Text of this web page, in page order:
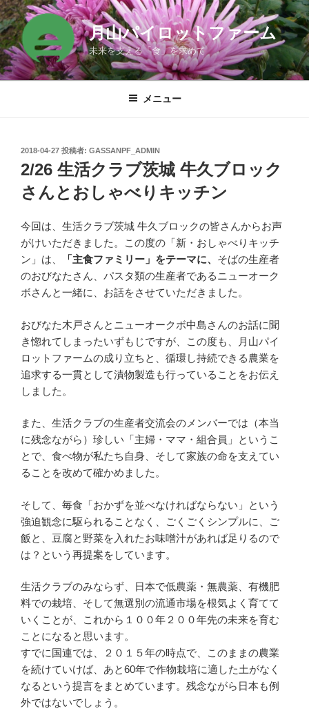
コ
ン
テ
ン
ツ
月山パイロットファーム
未来を支える「食」を求めて
メニュー
投
稿
日:
2018-04-27 投稿者: GASSANPF_ADMIN
2/26 生活クラブ茨城 牛久ブロック
さんとおしゃべりキッチン
今回は、生活クラブ茨城 牛久ブロックの皆さんからお声
がけいただきました。この度の「新・おしゃべりキッチ
ン」は、
「主食ファミリー」をテーマに、 そばの生産者
のおびなたさん、パスタ類の生産者であるニューオーク
ボさんと一緒に、お話をさせていただきました。
おびなた木戸さんとニューオークボ中島さんのお話に聞
き惚れてしまったいずもじですが、この度も、月山パイ
ロットファームの成り立ちと、循環し持続できる農業を
追求する一貫として漬物製造も行っていることをお伝え
しました。
また、生活クラブの生産者交流会のメンバーでは（本当
に残念ながら）珍しい「主婦・ママ・組合員」というこ
とで、食べ物が私たち自身、そして家族の命を支えてい
ることを改めて確かめました。
そして、毎食「おかずを並べなければならない」という
強迫観念に駆られることなく、ごくごくシンプルに、ご
飯と、豆腐と野菜を入れたお味噌汁があれば足りるので
は？という再提案をしています。
生活クラブのみならず、日本で低農薬・無農薬、有機肥
料での栽培、そして無選別の流通市場を根気よく育てて
いくことが、これから１００年２００年先の未来を育む
ことになると思います。
すでに国連では、２０１５年の時点で、このままの農業
を続けていけば、あと60年で作物栽培に適した土がなく
なるという提言をまとめています。残念ながら日本も例
外ではないでしょう。